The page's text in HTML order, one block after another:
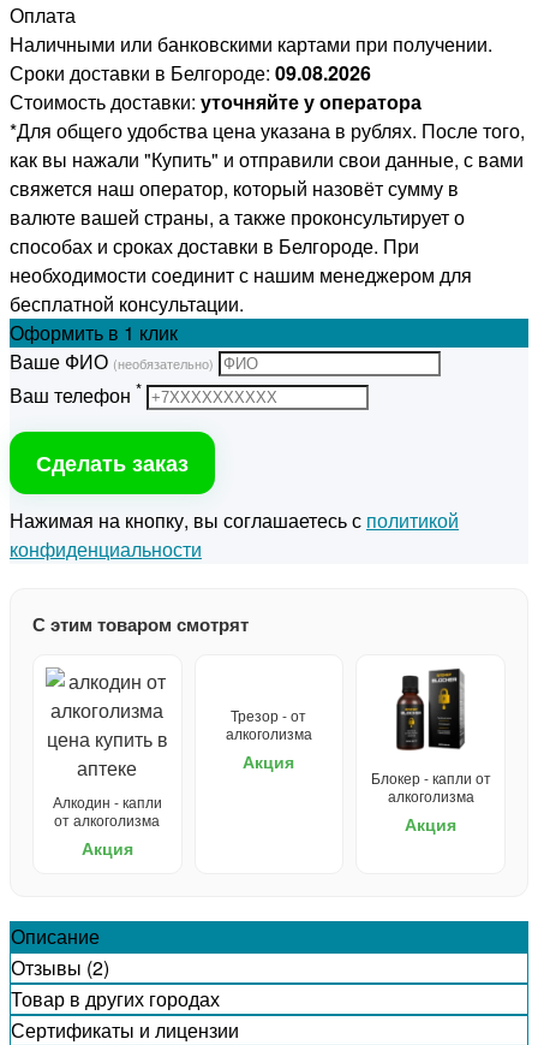
Оплата
Наличными или банковскими картами при получении.
Сроки доставки в Белгороде: 09.08.2026
Стоимость доставки: уточняйте у оператора
*Для общего удобства цена указана в рублях. После того,
как вы нажали "Купить" и отправили свои данные, с вами
свяжется наш оператор, который назовёт сумму в
валюте вашей страны, а также проконсультирует о
способах и сроках доставки в Белгороде. При
необходимости соединит с нашим менеджером для
бесплатной консультации.
Оформить в 1 клик
Ваше ФИО (необязательно)
Ваш телефон *
Сделать заказ
Нажимая на кнопку, вы соглашаетесь с политикой
конфиденциальности
С этим товаром смотрят
Алкодин - капли
от алкоголизма
Акция
Трезор - от
алкоголизма
Акция
Блокер - капли от
алкоголизма
Акция
Описание
Отзывы (2)
Товар в других городах
Сертификаты и лицензии